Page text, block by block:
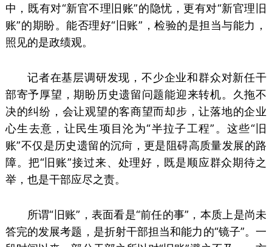
中，既有对“新官不理旧账”的隐忧，更有对“新官理旧
账”的期盼。能否理好“旧账”，检验的是担当与能力，
照见的是政绩观。
记者在基层调研发现，不少企业和群众对新任干
部寄予厚望，期盼历史遗留问题能迎来转机。久拖不
决的纠纷，会让观望的客商望而却步，让落地的企业
心生去意，让民生项目沦为“半拉子工程”。这些“旧
账”不仅是历史遗留的沉疴，更是阻碍高质量发展的路
障。把“旧账”接过来、处理好，既是顺应群众期待之
举，也是干部应尽之责。
所谓“旧账”，表面看是“前任的事”，本质上是尚未
答完的发展考题，是折射干部担当和能力的“镜子”。一